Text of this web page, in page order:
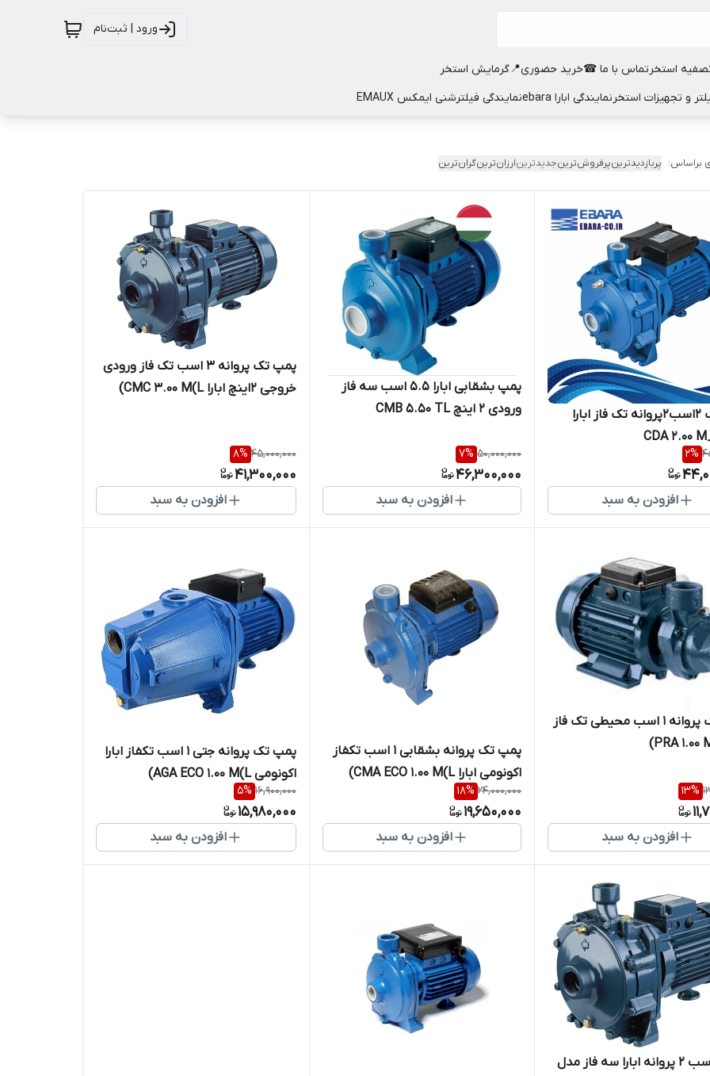
ورود | ثبت‌نام
استخرتماس با ما ☎خرید حضوری📍گرمایش استخر
نمایندگی ابارا ebara نمایندگی فیلترشنی ایمکس EMAUX
براساس: پربازدیدترینپرفروش‌ترینجدیدترینارزان‌ترینگران‌ترین
پمپ آب 2اسب2پروانه تک فاز ابارا
2%
افزودن به سبد
پمپ بشقابی ابارا 5.5 اسب سه فاز
ورودی 2 اینچ CMB 5.50 TL
50,000,000
7%
46,300,000
افزودن به سبد
پمپ تک پروانه 3 اسب تک فاز ورودی
خروجی 2اینچ ابارا CMC 3.00 M(L)
45,000,000
8%
41,300,000
افزودن به سبد
پمپ تک پروانه 1 اسب محیطی تک فاز
13%
افزودن به سبد
پمپ تک پروانه بشقابی 1 اسب تکفاز
اکونومی ابارا CMA ECO 1.00 M(L)
24,000,000
18%
19,650,000
افزودن به سبد
پمپ تک پروانه جتی 1 اسب تکفاز ابارا
اکونومی AGA ECO 1.00 M(L)
16,900,000
5%
15,980,000
افزودن به سبد
پمپ ۲اسب ۲ پروانه ابارا سه فاز مدل